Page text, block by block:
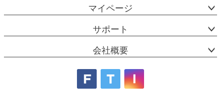
マイページ
サポート
会社概要